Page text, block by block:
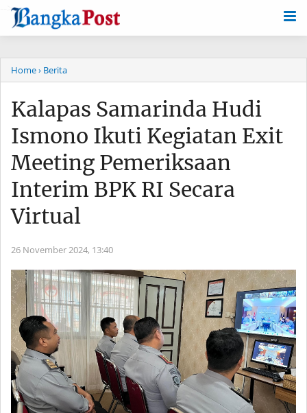
-->
Home› Berita
Kalapas Samarinda Hudi
Ismono Ikuti Kegiatan Exit
Meeting Pemeriksaan
Interim BPK RI Secara
Virtual
26 November 2024, 13:40